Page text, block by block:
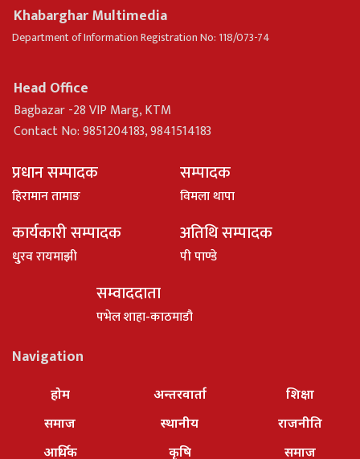
Khabarghar Multimedia
Department of Information Registration No: 118/073-74
Head Office
Bagbazar -28 VIP Marg, KTM
Contact No: 9851204183, 9841514183
प्रधान सम्पादक
हिरामान तामाङ
सम्पादक
विमला थापा
कार्यकारी सम्पादक
धु्रव रायमाझी
अतिथि सम्पादक
पी पाण्डे
सम्वाददाता
पभेल शाहा-काठमाडौ
Navigation
होम
समाज
आर्थिक
अन्तरवार्ता
स्थानीय
कृषि
शिक्षा
राजनीति
समाज